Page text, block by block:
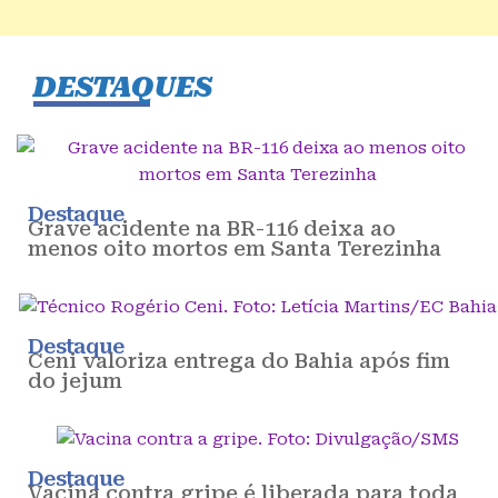
DESTAQUES
Destaque
Grave acidente na BR-116 deixa ao
menos oito mortos em Santa Terezinha
Destaque
Ceni valoriza entrega do Bahia após fim
do jejum
Destaque
Vacina contra gripe é liberada para toda